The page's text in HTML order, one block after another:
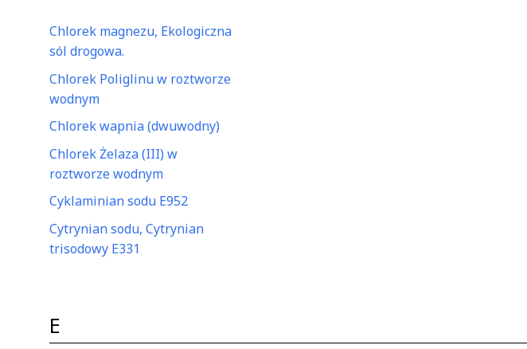
Chlorek magnezu, Ekologiczna
sól drogowa.
Chlorek Poliglinu w roztworze
wodnym
Chlorek wapnia (dwuwodny)
Chlorek Żelaza (III) w
roztworze wodnym
Cyklaminian sodu E952
Cytrynian sodu, Cytrynian
trisodowy E331
E